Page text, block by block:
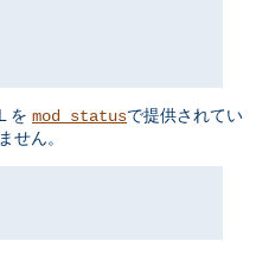
を mod_statusで提供されてい
せん。